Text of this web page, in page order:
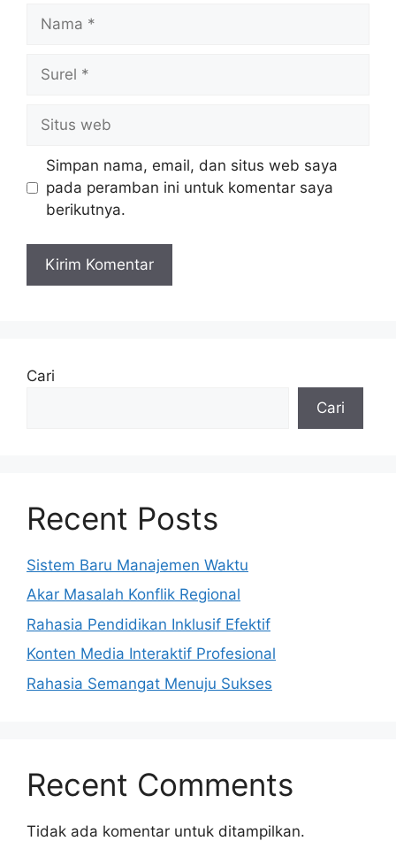
Nama
Surel
Situs
web
Simpan nama, email, dan situs web saya
pada peramban ini untuk komentar saya
berikutnya.
Cari
Cari
Recent Posts
Sistem Baru Manajemen Waktu
Akar Masalah Konflik Regional
Rahasia Pendidikan Inklusif Efektif
Konten Media Interaktif Profesional
Rahasia Semangat Menuju Sukses
Recent Comments
Tidak ada komentar untuk ditampilkan.